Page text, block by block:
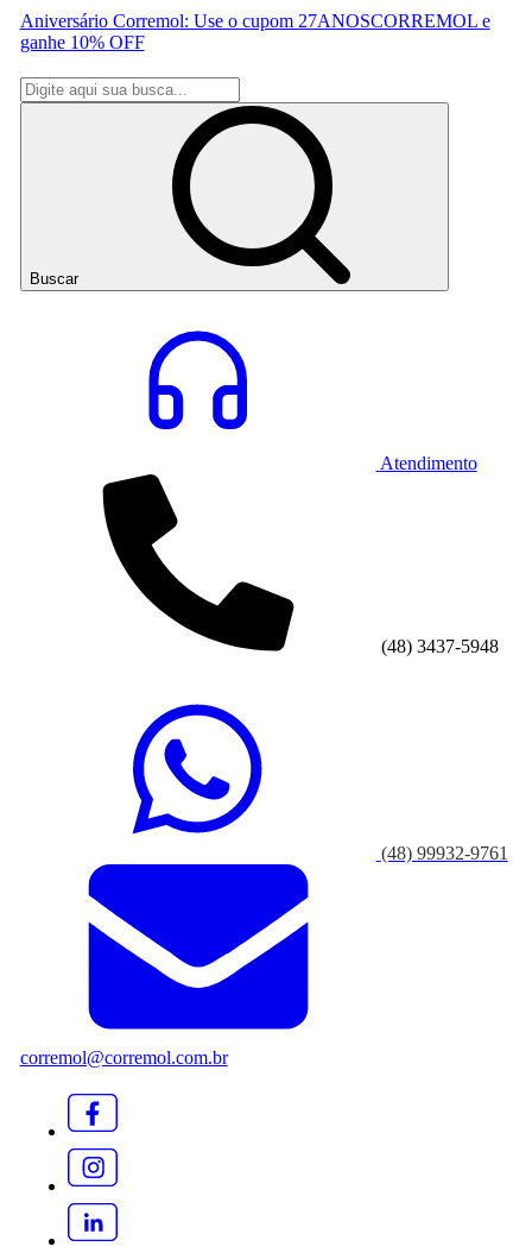
Aniversário Corremol: Use o cupom 27ANOSCORREMOL e
ganhe 10% OFF
Buscar
Atendimento
(48) 3437-5948
(48) 99932-9761
corremol@corremol.com.br